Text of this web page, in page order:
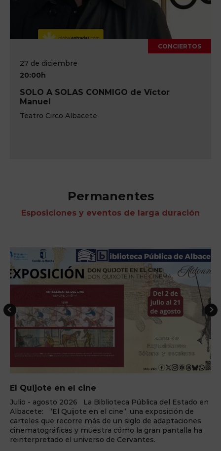
Víctor IM-PULSE Pink Floyd Tribute
Permanentes
Esposiciones y eventos de larga duración
Pública del Estado en
una exposición de
de adaptaciones
la gran pantalla ha
¿Preparado para el cambio? La
llega a Benidorm Palace La
Palace, enclavada en la capital
Blanca, vuelve a reinventarse
redefinir la forma en la que se